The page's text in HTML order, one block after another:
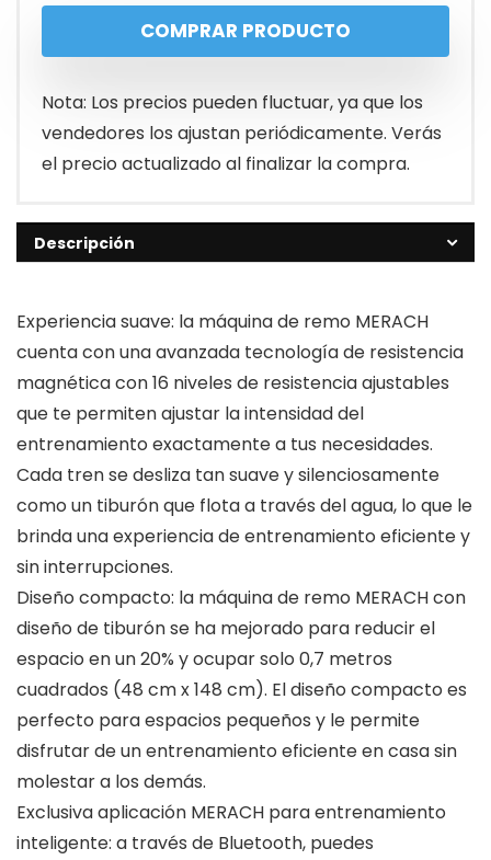
COMPRAR PRODUCTO
Nota: Los precios pueden fluctuar, ya que los
vendedores los ajustan periódicamente. Verás
el precio actualizado al finalizar la compra.
Descripción
Experiencia suave: la máquina de remo MERACH
cuenta con una avanzada tecnología de resistencia
magnética con 16 niveles de resistencia ajustables
que te permiten ajustar la intensidad del
entrenamiento exactamente a tus necesidades.
Cada tren se desliza tan suave y silenciosamente
como un tiburón que flota a través del agua, lo que le
brinda una experiencia de entrenamiento eficiente y
sin interrupciones.
Diseño compacto: la máquina de remo MERACH con
diseño de tiburón se ha mejorado para reducir el
espacio en un 20% y ocupar solo 0,7 metros
cuadrados (48 cm x 148 cm). El diseño compacto es
perfecto para espacios pequeños y le permite
disfrutar de un entrenamiento eficiente en casa sin
molestar a los demás.
Exclusiva aplicación MERACH para entrenamiento
inteligente: a través de Bluetooth, puedes